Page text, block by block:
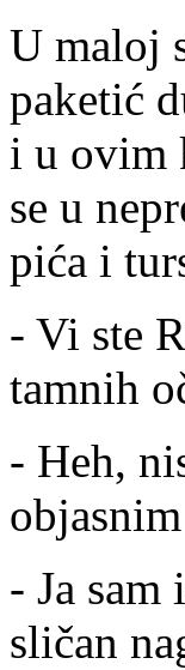
U maloj
paketić
i u ovim
se u
pića i
- Vi ste
tamnih
- Heh,
- Ja
sličan